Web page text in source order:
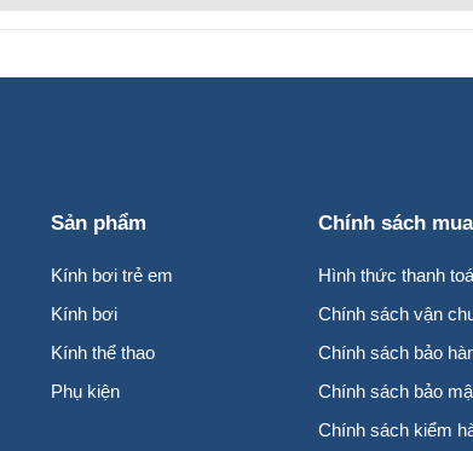
Sản phẩm
Kính bơi trẻ em
Kính bơi
Kính thể thao
Phụ kiện
Chính sách
Hình thức thanh
Chính sách vận
Chính sách bảo
Chính sách bảo
Chính sách kiểm